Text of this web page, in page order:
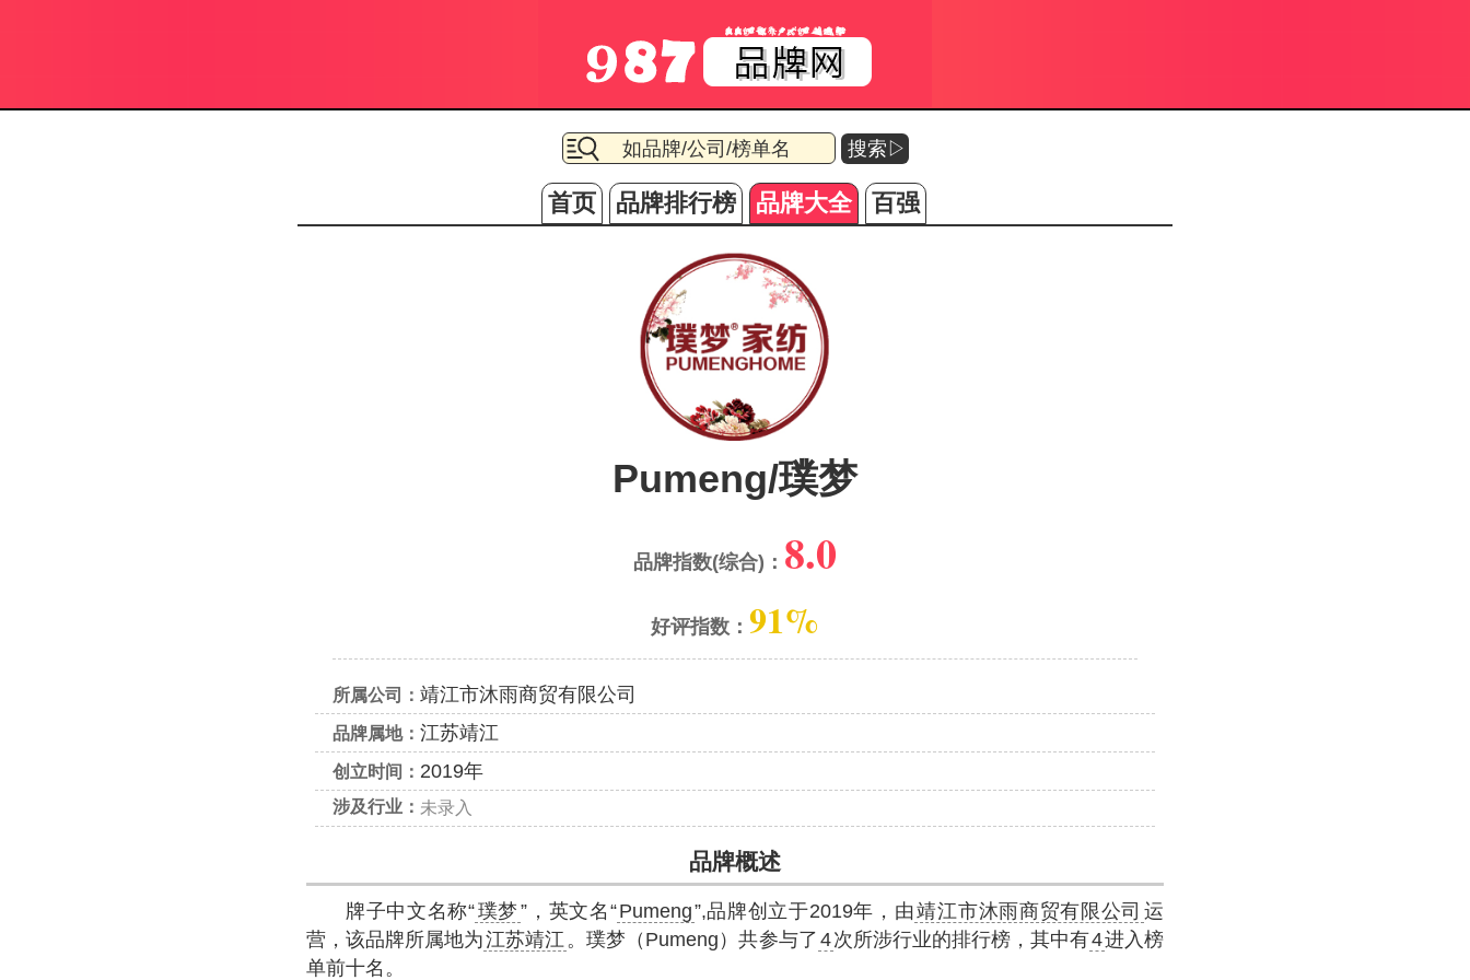
搜索▷
首页 品牌排行榜 品牌大全 百强
Pumeng/璞梦
品牌指数(综合)： 8.0
好评指数： 91%
所属公司： 靖江市沐雨商贸有限公司
品牌属地： 江苏靖江
创立时间： 2019年
涉及行业： 未录入
品牌概述
牌子中文名称“璞梦 ”，英文名“Pumeng”,品牌创立于2019年，由靖江市沐雨商贸有限公司 运
营，该品牌所属地为江苏靖江。璞梦（Pumeng）共参与了 4次所涉行业的排行榜，其中有4进入榜
单前十名。